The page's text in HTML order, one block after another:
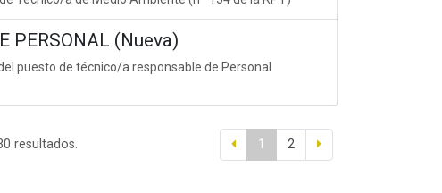
PERSONAL (Nueva)
puesto de técnico/a responsable de Personal
resultados. 1 2